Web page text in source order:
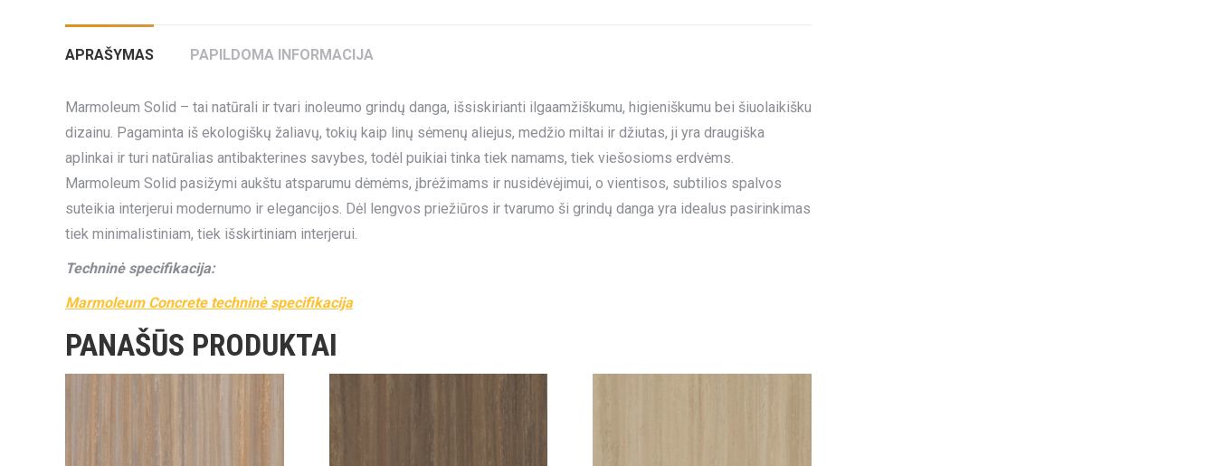
APRAŠYMAS PAPILDOMA INFORMACIJA
Marmoleum Solid – tai natūrali ir tvari inoleumo grindų danga, išsiskirianti ilgaamžiškumu, higieniškumu bei šiuolaikišku
dizainu. Pagaminta iš ekologiškų žaliavų, tokių kaip linų sėmenų aliejus, medžio miltai ir džiutas, ji yra draugiška
aplinkai ir turi natūralias antibakterines savybes, todėl puikiai tinka tiek namams, tiek viešosioms erdvėms.
Marmoleum Solid pasižymi aukštu atsparumu dėmėms, įbrėžimams ir nusidėvėjimui, o vientisos, subtilios spalvos
suteikia interjerui modernumo ir elegancijos. Dėl lengvos priežiūros ir tvarumo ši grindų danga yra idealus pasirinkimas
tiek minimalistiniam, tiek išskirtiniam interjerui.
Techninė specifikacija:
Marmoleum Concrete techninė specifikacija
PANAŠŪS PRODUKTAI